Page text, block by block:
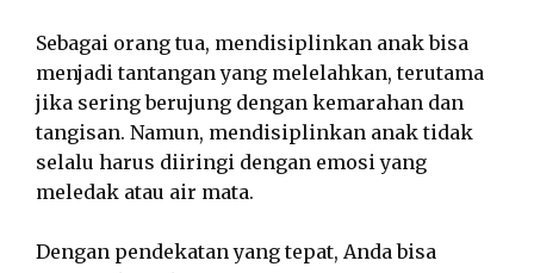
Sebagai orang tua, mendisiplinkan anak bisa
menjadi tantangan yang melelahkan, terutama
jika sering berujung dengan kemarahan dan
tangisan. Namun, mendisiplinkan anak tidak
selalu harus diiringi dengan emosi yang
meledak atau air mata.
Dengan pendekatan yang tepat, Anda bisa